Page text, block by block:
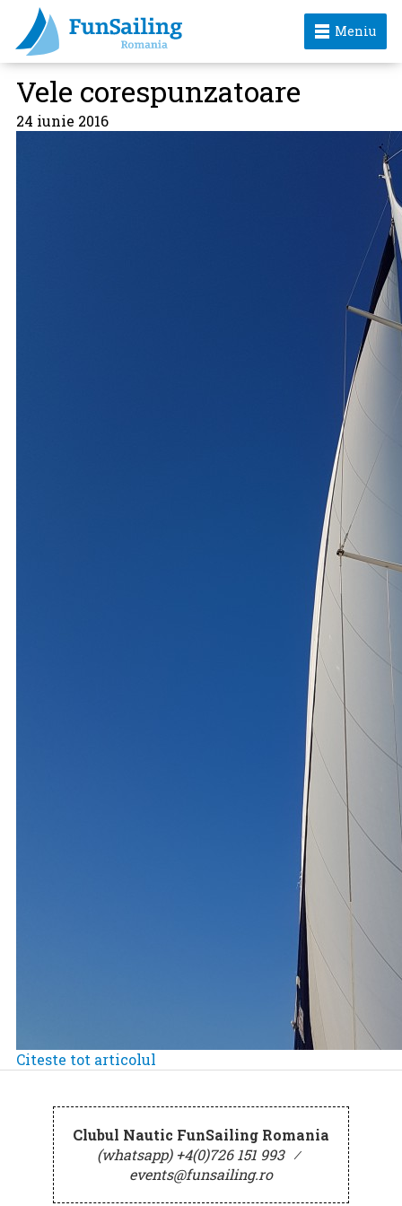
Meniu
Vele corespunzatoare
24 iunie 2016
Citeste tot articolul
Clubul Nautic FunSailing Romania
(whatsapp) +4(0)726 151 993 ⁄
events@funsailing.ro